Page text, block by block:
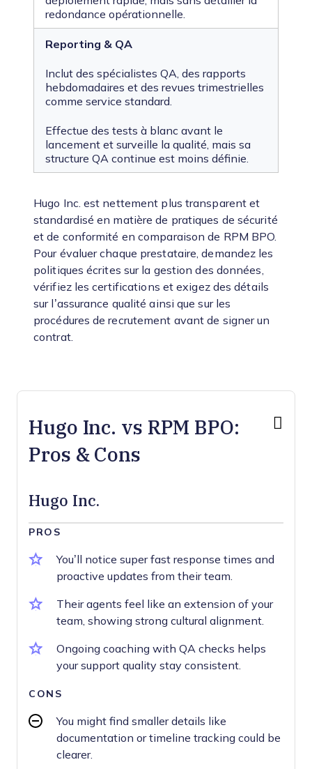
redondance opérationnelle.
Reporting & QA
Inclut des spécialistes QA, des rapports
hebdomadaires et des revues trimestrielles
comme service standard.
Effectue des tests à blanc avant le
lancement et surveille la qualité, mais sa
structure QA continue est moins définie.
Hugo Inc. est nettement plus transparent et
standardisé en matière de pratiques de sécurité
et de conformité en comparaison de RPM BPO.
Pour évaluer chaque prestataire, demandez les
politiques écrites sur la gestion des données,
vérifiez les certifications et exigez des détails
sur l’assurance qualité ainsi que sur les
procédures de recrutement avant de signer un
contrat.
Hugo Inc. vs RPM BPO:
Pros & Cons
Hugo Inc.
PROS
You’ll notice super fast response times and
proactive updates from their team.
Their agents feel like an extension of your
team, showing strong cultural alignment.
Ongoing coaching with QA checks helps
your support quality stay consistent.
CONS
You might find smaller details like
documentation or timeline tracking could be
clearer.